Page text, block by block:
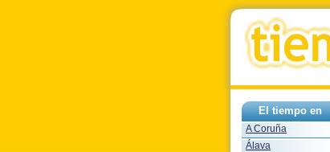
El tiempo en
A Coruña
Álava